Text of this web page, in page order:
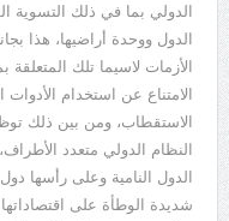
الدولي بما في ذلك التسوية
الدول ووحدة أراضيها، هذا
الأزمات لاسيما تلك
الامتناع عن استخدام الأدوات
الاستقطاب، ومن بين ذلك
النظام الدولي متعدد
الدول النامية وعلى رأسها دول
شديدة الوطأة على